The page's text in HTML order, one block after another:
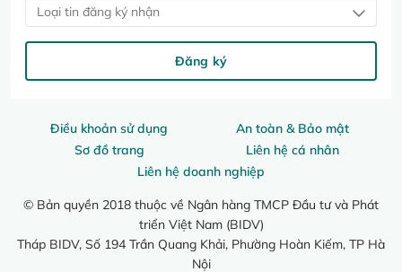
Điều khoản sử dụng
An toàn & Bảo mật
Sơ đồ trang
Liên hệ cá nhân
Liên hệ doanh nghiệp
© Bản quyền 2018 thuộc về Ngân hàng TMCP Đầu tư và Phát
triển Việt Nam (BIDV)
Tháp BIDV, Số 194 Trần Quang Khải, Phường Hoàn Kiếm, TP Hà
Nội
Loại tin đăng ký nhận
Đăng ký